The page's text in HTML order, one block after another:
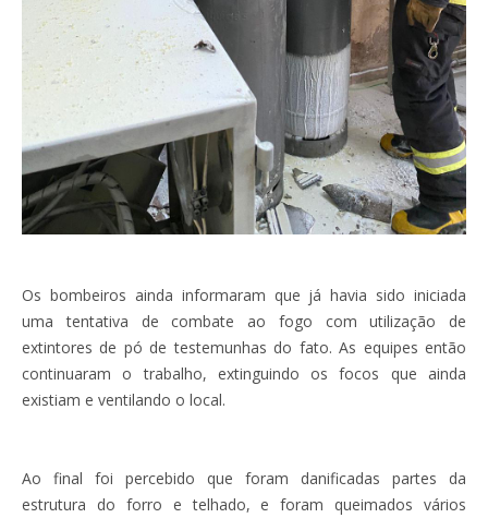
Os bombeiros ainda informaram que já havia sido iniciada
uma tentativa de combate ao fogo com utilização de
extintores de pó de testemunhas do fato. As equipes então
continuaram o trabalho, extinguindo os focos que ainda
existiam e ventilando o local.
Ao final foi percebido que foram danificadas partes da
estrutura do forro e telhado, e foram queimados vários